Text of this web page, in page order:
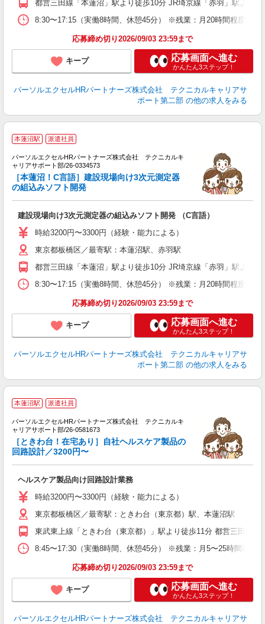
都営三田線「本蓮沼」駅より徒歩10分 JR埼京線「赤羽」駅より民
8:30〜17:15（実働8時間、休憩45分） ※残業：月20時間程度 【
応募締め切り2026/09/03 23:59まで
キープ 応募画面へ進む
かんたん3ステップ！
パーソルエクセルHRパートナーズ株式会社 テクニカルキャリアサ
ポート第二部 の他の求人をみる
本蓮沼駅 派遣社員
パーソルエクセルHRパートナーズ株式会社 テクニカルキ
ャリアサポート部/26-0334573
［本蓮沼！C言語］建設現場向け3次元測定器
の組込みソフト開発
建設現場向け3次元測定器の組込みソフト開発 （C言語）
時給3200円〜3300円（経験・能力による）
東京都板橋区／最寄駅：本蓮沼駅、赤羽駅
都営三田線「本蓮沼」駅より徒歩10分 JR埼京線「赤羽」駅より民
8:30〜17:15（実働8時間、休憩45分） ※残業：月20時間程度 【
応募締め切り2026/09/03 23:59まで
キープ 応募画面へ進む
かんたん3ステップ！
パーソルエクセルHRパートナーズ株式会社 テクニカルキャリアサ
ポート第二部 の他の求人をみる
本蓮沼駅 派遣社員
パーソルエクセルHRパートナーズ株式会社 テクニカルキ
ャリアサポート部/26-0581673
［ときわ台！在宅あり］自社ヘルスケア製品の
回路設計／3200円〜
ヘルスケア製品向け回路設計業務
時給3200円〜3300円（経験・能力による）
東京都板橋区／最寄駅：ときわ台（東京都）駅、本蓮沼駅
東武東上線「ときわ台（東京都）」駅より徒歩11分 都営三田線「
8:45〜17:30（実働8時間、休憩45分） ※残業：月5〜25時間程度
応募締め切り2026/09/03 23:59まで
キープ 応募画面へ進む
かんたん3ステップ！
パーソルエクセルHRパートナーズ株式会社 テクニカルキャリアサ